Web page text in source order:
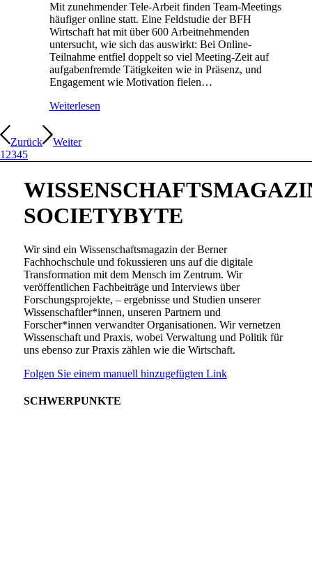
Mit zunehmender Tele-Arbeit finden Team-Meetings
häufiger online statt. Eine Feldstudie der BFH
Wirtschaft hat mit über 600 Arbeitnehmenden
untersucht, wie sich das auswirkt: Bei Online-
Teilnahme entfiel doppelt so viel Meeting-Zeit auf
aufgabenfremde Tätigkeiten wie in Präsenz, und
Engagement wie Motivation fielen…
Weiterlesen
Zurück
Weiter
1 2345
SOCIETYBYTE
Wir sind ein Wissenschaftsmagazin der Berner
Fachhochschule und fokussieren uns auf die digitale
Transformation mit dem Mensch im Zentrum. Wir
veröffentlichen Fachbeiträge und Interviews über
Forschungsprojekte, – ergebnisse und Studien unserer
Wissenschaftler*innen, unseren Partnern und
Forscher*innen verwandter Organisationen. Wir vernetzen
Wissenschaft und Praxis, wobei Verwaltung und Politik für
uns ebenso zur Praxis zählen wie die Wirtschaft.
Folgen Sie einem manuell hinzugefügten Link
SCHWERPUNKTE